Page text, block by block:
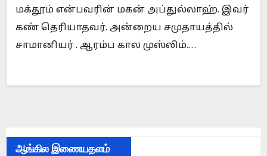
மக்தூம் என்பவரின் மகன் அப்துல்லாஹ். இவர்
கண் தெரியாதவர். அன்றைய சமுதாயத்தில்
சாமானியர் . ஆரம்ப கால முஸ்லிம்.…
ஆங்கில இணையதளம்